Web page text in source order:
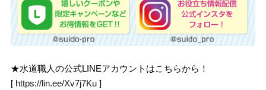
★水道職人の公式LINEアカウントはこちらから！
[ https://lin.ee/Xv7j7Ku ]